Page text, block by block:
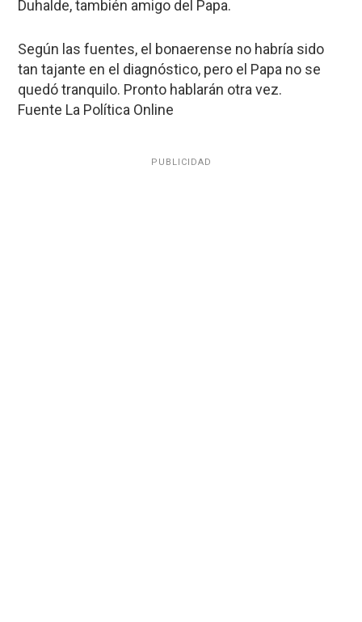
Duhalde, también amigo del Papa.
Según las fuentes, el bonaerense no habría sido
tan tajante en el diagnóstico, pero el Papa no se
quedó tranquilo. Pronto hablarán otra vez.
Fuente La Política Online
PUBLICIDAD